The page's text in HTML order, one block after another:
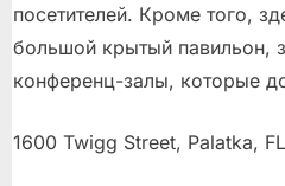
посетителей. Кроме того,
большой крытый павильон,
конференц-залы, которые
1600 Twigg Street, Palatka,